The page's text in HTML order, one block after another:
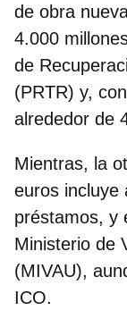
de obra
4.000
de
(PRTR) y,
alrededor de
Mientras, la
euros incluye
préstamos, y
Ministerio de
(MIVAU),
ICO.